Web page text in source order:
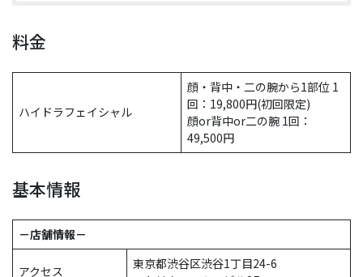
料金
ハイドラフェイシャル
顔・背中・二の腕から1部位 1
回：19,800円(初回限定)
顔or背中or二の腕 1回：
49,500円
基本情報
－店舗情報－
アクセス
東京都渋谷区渋谷1丁目24-6